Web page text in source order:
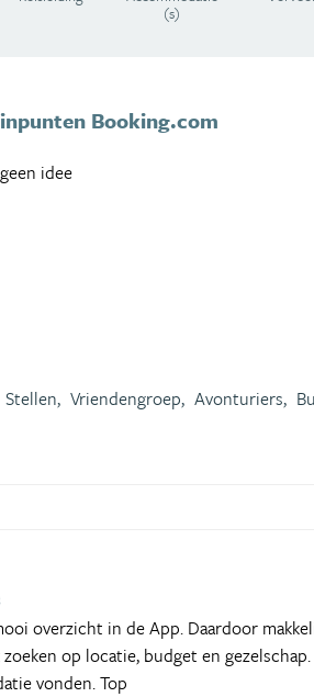
(s)
Booking.com
geen idee
Stellen, Vriendengroep, Avonturiers,
overzicht in de App. Daardoor
op locatie, budget en
vonden. Top